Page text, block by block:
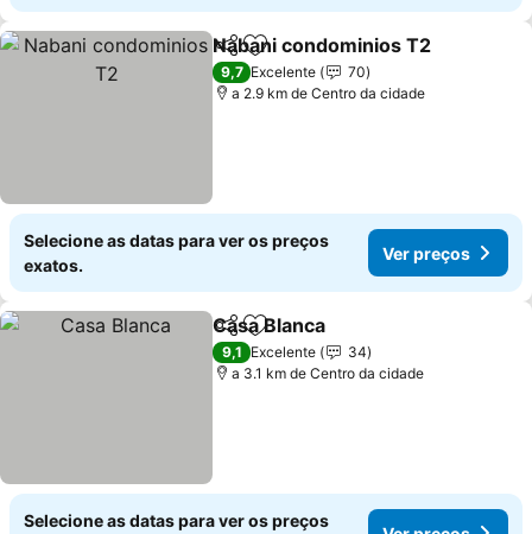
PartilharAdicionar aos favoritos
Nabani condominios T2
9,7 Excelente
70
a 2.9 km de Centro da cidade
Selecione as datas para ver os preços
exatos.
Ver preços
PartilharAdicionar aos favoritos
Casa Blanca
9,1 Excelente
34
a 3.1 km de Centro da cidade
Selecione as datas para ver os preços